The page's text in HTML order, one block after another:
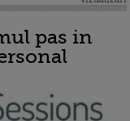
pas in